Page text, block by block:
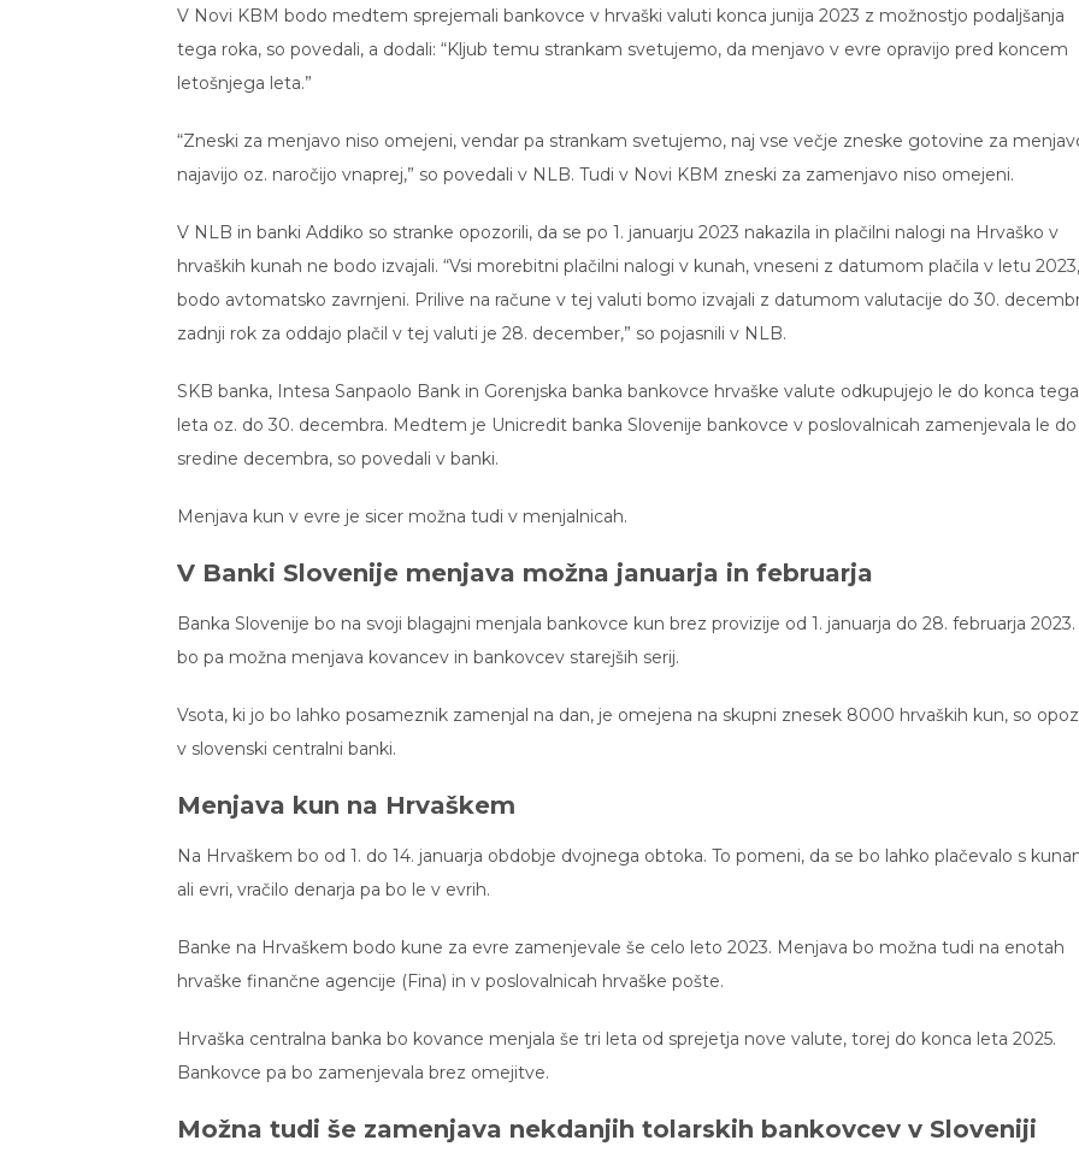
V Novi KBM bodo medtem sprejemali bankovce v hrvaški valuti konca junija 2023 z možnostjo podaljšanja
tega roka, so povedali, a dodali: “Kljub temu strankam svetujemo, da menjavo v evre opravijo pred koncem
letošnjega leta.”
“Zneski za menjavo niso omejeni, vendar pa strankam svetujemo, naj vse večje zneske gotovine za
najavijo oz. naročijo vnaprej,” so povedali v NLB. Tudi v Novi KBM zneski za zamenjavo niso omejeni.
V NLB in banki Addiko so stranke opozorili, da se po 1. januarju 2023 nakazila in plačilni nalogi na Hrvaško v
hrvaških kunah ne bodo izvajali. “Vsi morebitni plačilni nalogi v kunah, vneseni z datumom plačila v letu 2023,
bodo avtomatsko zavrnjeni. Prilive na račune v tej valuti bomo izvajali z datumom valutacije do 30.
zadnji rok za oddajo plačil v tej valuti je 28. december,” so pojasnili v NLB.
SKB banka, Intesa Sanpaolo Bank in Gorenjska banka bankovce hrvaške valute odkupujejo le do konca tega
leta oz. do 30. decembra. Medtem je Unicredit banka Slovenije bankovce v poslovalnicah zamenjevala le do
sredine decembra, so povedali v banki.
Menjava kun v evre je sicer možna tudi v menjalnicah.
V Banki Slovenije menjava možna januarja in februarja
Banka Slovenije bo na svoji blagajni menjala bankovce kun brez provizije od 1. januarja do 28. februarja
bo pa možna menjava kovancev in bankovcev starejših serij.
Vsota, ki jo bo lahko posameznik zamenjal na dan, je omejena na skupni znesek 8000 hrvaških kun, so
v slovenski centralni banki.
Menjava kun na Hrvaškem
Na Hrvaškem bo od 1. do 14. januarja obdobje dvojnega obtoka. To pomeni, da se bo lahko plačevalo s
ali evri, vračilo denarja pa bo le v evrih.
Banke na Hrvaškem bodo kune za evre zamenjevale še celo leto 2023. Menjava bo možna tudi na enotah
hrvaške finančne agencije (Fina) in v poslovalnicah hrvaške pošte.
Hrvaška centralna banka bo kovance menjala še tri leta od sprejetja nove valute, torej do konca leta 2025.
Bankovce pa bo zamenjevala brez omejitve.
Možna tudi še zamenjava nekdanjih tolarskih bankovcev v Sloveniji